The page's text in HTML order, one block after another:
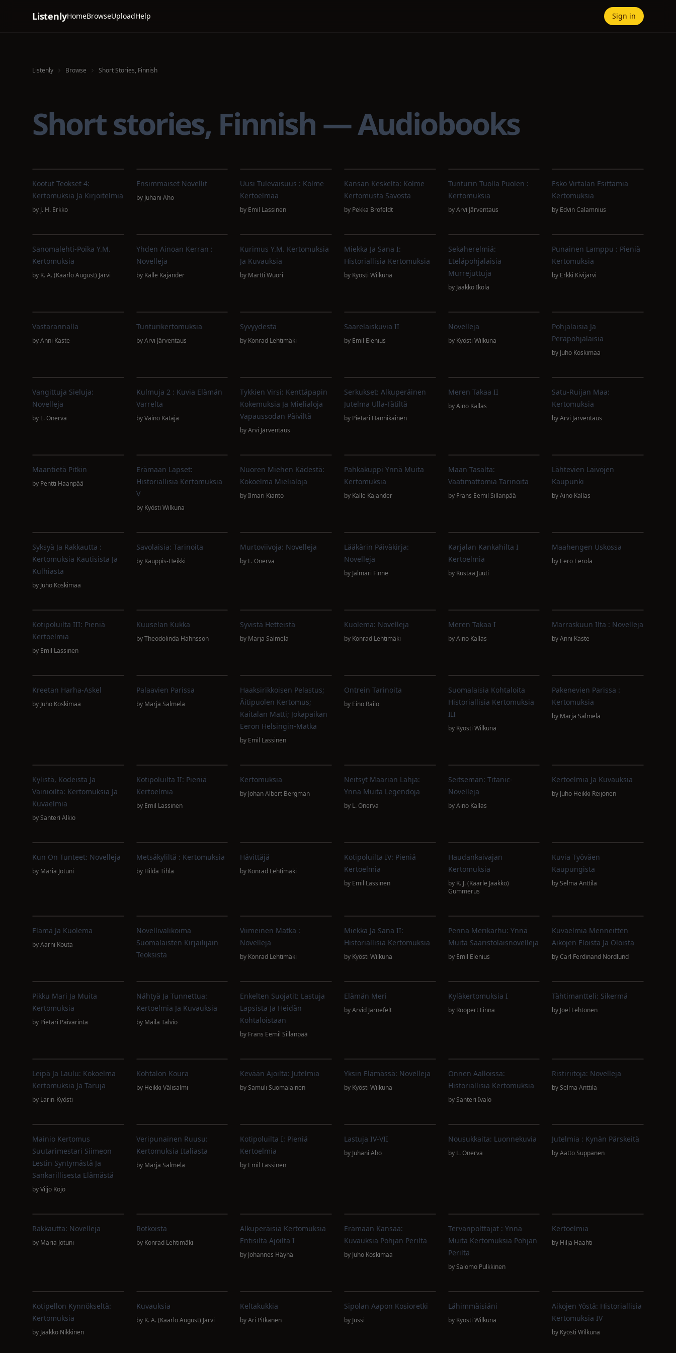
ListenlyHomeBrowseUploadHelp Sign in
Listenly Browse Short Stories, Finnish
Short stories, Finnish — Audiobooks
Kootut Teokset 4:
Kertomuksia Ja Kirjoitelmia
by J. H. Erkko
Ensimmäiset Novellit
by Juhani Aho
Uusi Tulevaisuus : Kolme
Kertoelmaa
by Emil Lassinen
Kansan Keskeltä: Kolme
Kertomusta Savosta
by Pekka Brofeldt
Tunturin Tuolla Puolen :
Kertomuksia
byArvi Järventaus
Esko Virtalan Esittämiä
Kertomuksia
by Edvin Calamnius
Sanomalehti-Poika Y.m.
Kertomuksia
by K. A. (Kaarlo August) Järvi
Yhden Ainoan Kerran :
Novelleja
by Kalle Kajander
Kurimus Y.m. Kertomuksia
Ja Kuvauksia
by Martti Wuori
Miekka Ja Sana I:
Historiallisia Kertomuksia
by Kyösti Wilkuna
Sekaherelmiä:
Eteläpohjalaisia
Murrejuttuja
by Jaakko Ikola
Punainen Lamppu : Pieniä
Kertomuksia
by Erkki Kivijärvi
Vastarannalla
byAnni Kaste
Tunturikertomuksia
byArvi Järventaus
Syvyydestä
by Konrad Lehtimäki
Saarelaiskuvia II
by Emil Elenius
Novelleja
by Kyösti Wilkuna
Pohjalaisia Ja
Peräpohjalaisia
by Juho Koskimaa
Vangittuja Sieluja:
Novelleja
by L. Onerva
Kulmuja 2 : Kuvia Elämän
Varrelta
byVäinö Kataja
Tykkien Virsi: Kenttäpapin
Kokemuksia Ja Mielialoja
Vapaussodan Päiviltä
byArvi Järventaus
Serkukset: Alkuperäinen
Jutelma Ulla-Tätiltä
by Pietari Hannikainen
Meren Takaa II
byAino Kallas
Satu-Ruijan Maa:
Kertomuksia
byArvi Järventaus
Maantietä Pitkin
by Pentti Haanpää
Erämaan Lapset:
Historiallisia Kertomuksia
V
by Kyösti Wilkuna
Nuoren Miehen Kädestä:
Kokoelma Mielialoja
byIlmari Kianto
Pahkakuppi Ynnä Muita
Kertomuksia
by Kalle Kajander
Maan Tasalta:
Vaatimattomia Tarinoita
by Frans Eemil Sillanpää
Lähtevien Laivojen
Kaupunki
byAino Kallas
Syksyä Ja Rakkautta :
Kertomuksia Kautisista Ja
Kulhiasta
by Juho Koskimaa
Savolaisia: Tarinoita
by Kauppis-Heikki
Murtoviivoja: Novelleja
by L. Onerva
Lääkärin Päiväkirja:
Novelleja
by Jalmari Finne
Karjalan Kankahilta I
Kertoelmia
by Kustaa Juuti
Maahengen Uskossa
by Eero Eerola
Kotipoluilta III: Pieniä
Kertoelmia
by Emil Lassinen
Kuuselan Kukka
byTheodolinda Hahnsson
Syvistä Hetteistä
by Marja Salmela
Kuolema: Novelleja
by Konrad Lehtimäki
Meren Takaa I
byAino Kallas
Marraskuun Ilta : Novelleja
byAnni Kaste
Kreetan Harha-Askel
by Juho Koskimaa
Palaavien Parissa
by Marja Salmela
Haaksirikkoisen Pelastus;
Äitipuolen Kertomus;
Kaitalan Matti; Jokapaikan
Eeron Helsingin-Matka
by Emil Lassinen
Ontrein Tarinoita
by Eino Railo
Suomalaisia Kohtaloita
Historiallisia Kertomuksia
III
by Kyösti Wilkuna
Pakenevien Parissa :
Kertomuksia
by Marja Salmela
Kylistä, Kodeista Ja
Vainioilta: Kertomuksia Ja
Kuvaelmia
bySanteri Alkio
Kotipoluilta II: Pieniä
Kertoelmia
by Emil Lassinen
Kertomuksia
by Johan Albert Bergman
Neitsyt Maarian Lahja:
Ynnä Muita Legendoja
by L. Onerva
Seitsemän: Titanic-
Novelleja
byAino Kallas
Kertoelmia Ja Kuvauksia
by Juho Heikki Reijonen
Kun On Tunteet: Novelleja
by Maria Jotuni
Metsäkyliltä : Kertomuksia
by Hilda Tihlä
Hävittäjä
by Konrad Lehtimäki
Kotipoluilta IV: Pieniä
Kertoelmia
by Emil Lassinen
Haudankaivajan
Kertomuksia
by K. J. (Kaarle Jaakko)
Gummerus
Kuvia Työväen
Kaupungista
bySelma Anttila
Elämä Ja Kuolema
byAarni Kouta
Novellivalikoima
Suomalaisten Kirjailijain
Teoksista
Viimeinen Matka :
Novelleja
by Konrad Lehtimäki
Miekka Ja Sana II:
Historiallisia Kertomuksia
by Kyösti Wilkuna
Penna Merikarhu: Ynnä
Muita Saaristolaisnovelleja
by Emil Elenius
Kuvaelmia Menneitten
Aikojen Eloista Ja Oloista
byCarl Ferdinand Nordlund
Pikku Mari Ja Muita
Kertomuksia
by Pietari Päivärinta
Nähtyä Ja Tunnettua:
Kertoelmia Ja Kuvauksia
by Maila Talvio
Enkelten Suojatit: Lastuja
Lapsista Ja Heidän
Kohtaloistaan
by Frans Eemil Sillanpää
Elämän Meri
byArvid Järnefelt
Kyläkertomuksia I
by Roopert Linna
Tähtimantteli: Sikermä
by Joel Lehtonen
Leipä Ja Laulu: Kokoelma
Kertomuksia Ja Taruja
by Larin-Kyösti
Kohtalon Koura
by Heikki Välisalmi
Kevään Ajoilta: Jutelmia
bySamuli Suomalainen
Yksin Elämässä: Novelleja
by Kyösti Wilkuna
Onnen Aalloissa:
Historiallisia Kertomuksia
bySanteri Ivalo
Ristiriitoja: Novelleja
bySelma Anttila
Mainio Kertomus
Suutarimestari Siimeon
Lestin Syntymästä Ja
Sankarillisesta Elämästä
byViljo Kojo
Veripunainen Ruusu:
Kertomuksia Italiasta
by Marja Salmela
Kotipoluilta I: Pieniä
Kertoelmia
by Emil Lassinen
Lastuja IV-VII
by Juhani Aho
Nousukkaita: Luonnekuvia
by L. Onerva
Jutelmia : Kynän Pärskeitä
byAatto Suppanen
Rakkautta: Novelleja
by Maria Jotuni
Rotkoista
by Konrad Lehtimäki
Alkuperäisiä Kertomuksia
Entisiltä Ajoilta I
by Johannes Häyhä
Erämaan Kansaa:
Kuvauksia Pohjan Periltä
by Juho Koskimaa
Tervanpolttajat : Ynnä
Muita Kertomuksia Pohjan
Periltä
bySalomo Pulkkinen
Kertoelmia
by Hilja Haahti
Kotipellon Kynnökseltä:
Kertomuksia
by Jaakko Nikkinen
Kuvauksia
by K. A. (Kaarlo August) Järvi
Keltakukkia
byAri Pitkänen
Sipolan Aapon Kosioretki
by Jussi
Lähimmäisiäni
by Kyösti Wilkuna
Aikojen Yöstä: Historiallisia
Kertomuksia IV
by Kyösti Wilkuna